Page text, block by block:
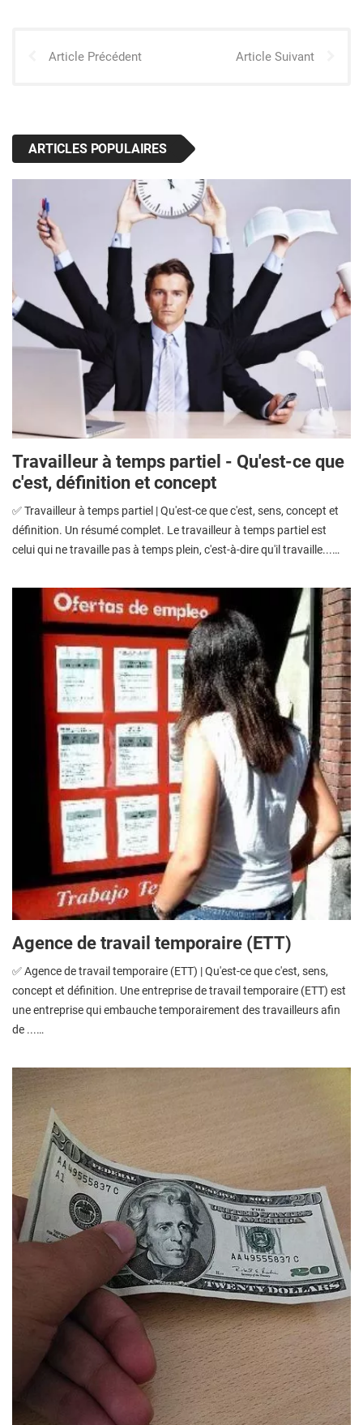
Article Précédent Article Suivant
ARTICLES POPULAIRES
Travailleur à temps partiel - Qu'est-ce que
c'est, définition et concept
✅ Travailleur à temps partiel | Qu'est-ce que c'est, sens, concept et
définition. Un résumé complet. Le travailleur à temps partiel est
celui qui ne travaille pas à temps plein, c'est-à-dire qu'il travaille...…
Agence de travail temporaire (ETT)
✅ Agence de travail temporaire (ETT) | Qu'est-ce que c'est, sens,
concept et définition. Une entreprise de travail temporaire (ETT) est
une entreprise qui embauche temporairement des travailleurs afin
de ...…